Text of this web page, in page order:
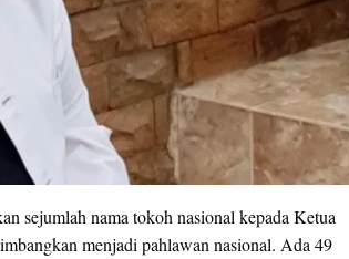
sejumlah nama tokoh nasional kepada Ketua
menjadi pahlawan nasional. Ada 49